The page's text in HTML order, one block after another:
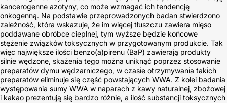
kancerogenne azotyny, co może wzmagać ich tendencję
onkogenną. Na podstawie przeprowadzonych badan stwierdzono
zależność, która wskazuje, że im więcej tłuszczu zawiera mięso
poddawane obróbce cieplnej, tym wyższe będzie końcowe
stężenie związków toksycznych w przygotowanym produkcie. Tak
więc największe ilości benzo(a)pirenu (BaP) zawierają produkty
silnie wędzone, skażenia tego można uniknąć poprzez stosowanie
preparatów dymu wędzarniczego, w czasie otrzymywania takich
preparatów eliminuje się część powstających WWA. Z kolei badania
występowania sumy WWA w naparach z kawy naturalnej, zbożowej
i kakao prezentują się bardzo różnie, a ilość substancji toksycznych